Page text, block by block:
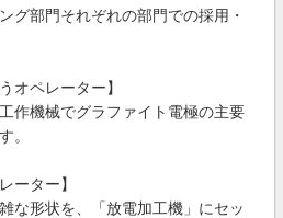
グ部門それぞれの部門での採用・
オペレーター】
作機械でグラファイト電極の主要
。
ーター】
な形状を、「放電加工機」にセッ